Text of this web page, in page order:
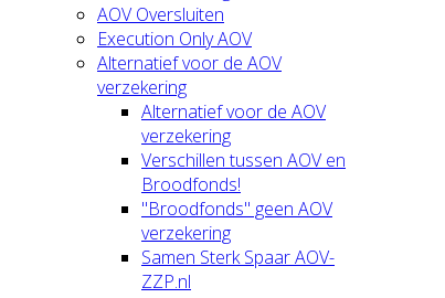
AOV Oversluiten
Execution Only AOV
Alternatief voor de AOV
verzekering
Alternatief voor de AOV
verzekering
Verschillen tussen AOV en
Broodfonds!
"Broodfonds" geen AOV
verzekering
Samen Sterk Spaar AOV-
ZZP.nl